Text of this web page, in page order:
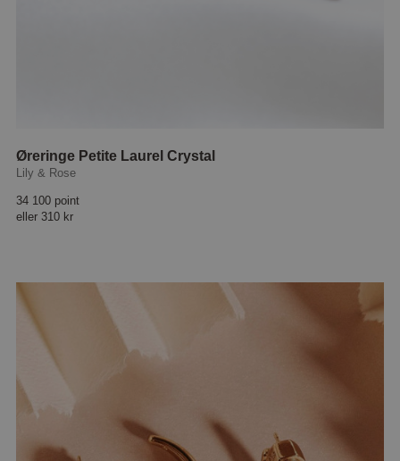
Øreringe Petite Laurel Crystal
Lily & Rose
34 100 point
eller 310 kr